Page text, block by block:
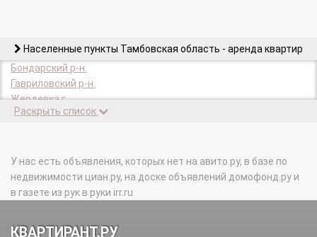
Населенные пункты Тамбовская область - аренда квартир
Бондарский р-н.
Гавриловский р-н.
Жердевка г.
Жердевский р-н.
Кирсанов г.
Кирсановский р-н.
Котовск г.
Мичуринский р-н.
Раскрыть список
У нас есть объявления, которых нет на авито.ру, в базе по
недвижимости циан.ру, на доске объявлений домофонд.ру и
в газете из рук в руки irr.ru
КВАРТИРАНТ.РУ